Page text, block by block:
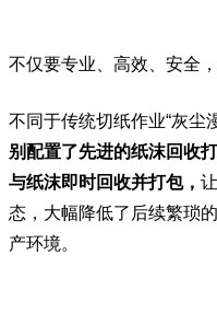
不仅要专业、高效、安全
不同于传统切纸作业“灰尘
别配置了先进的纸沫回收
与纸沫即时回收并打包，
态，大幅降低了后续繁琐
产环境。